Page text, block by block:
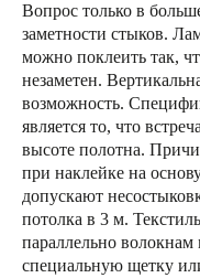
Вопрос только в
заметности стыков.
можно поклеить так,
незаметен.
возможность.
является то, что
высоте полотна.
при наклейке на
допускают
потолка в 3 м.
параллельно волокнам
специальную щетку